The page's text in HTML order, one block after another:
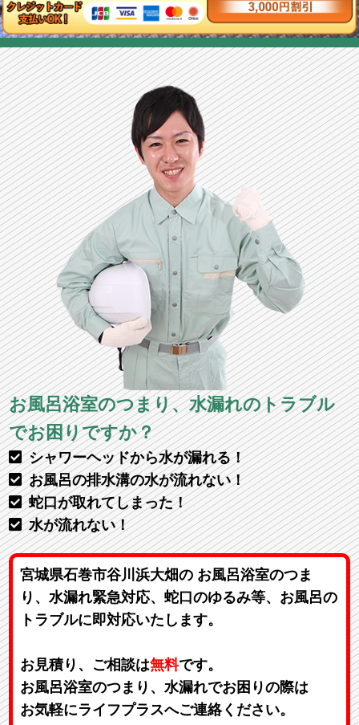
お風呂浴室のつまり、水漏れのトラブル
でお困りですか？
シャワーヘッドから水が漏れる！
お風呂の排水溝の水が流れない！
蛇口が取れてしまった！
水が流れない！
宮城県石巻市谷川浜大畑の お風呂浴室のつま
り、水漏れ緊急対応、蛇口のゆるみ等、お風呂の
トラブルに即対応いたします。
お見積り、ご相談は無料です。
お風呂浴室のつまり、水漏れでお困りの際は
お気軽にライフプラスへご連絡ください。